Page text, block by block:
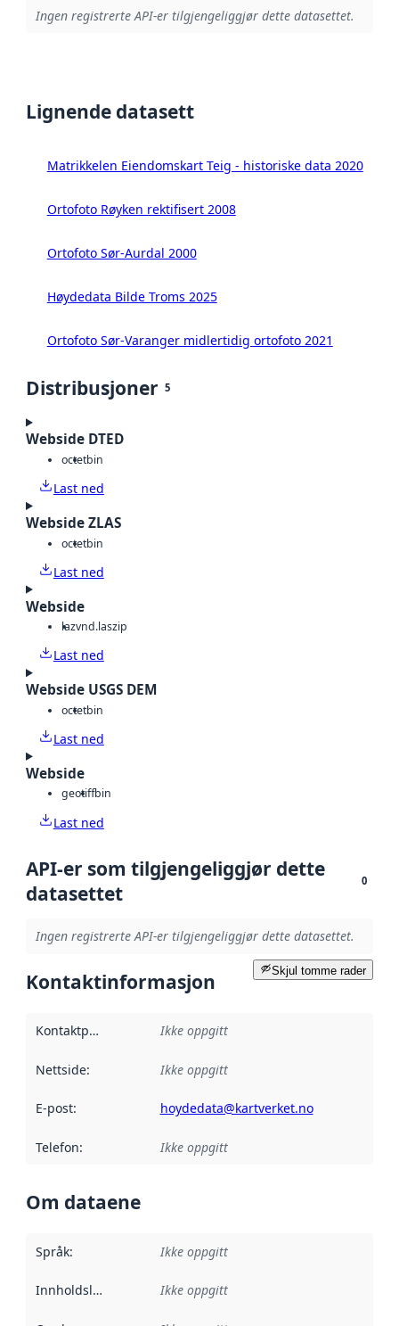
Ingen registrerte API-er tilgjengeliggjør dette datasettet.
Lignende datasett
Matrikkelen Eiendomskart Teig - historiske data 2020
Ortofoto Røyken rektifisert 2008
Ortofoto Sør-Aurdal 2000
Høydedata Bilde Troms 2025
Ortofoto Sør-Varanger midlertidig ortofoto 2021
Distribusjoner 5
Webside DTED
octetbin
Last ned
Webside ZLAS
octetbin
Last ned
Webside
lazvnd.laszip
Last ned
Webside USGS DEM
octetbin
Last ned
Webside
geotiffbin
Last ned
API-er som tilgjengeliggjør dette
datasettet
0
Ingen registrerte API-er tilgjengeliggjør dette datasettet.
Skjul tomme rader
Kontaktinformasjon
Kontaktpunkt Ikke oppgitt
Nettside: Ikke oppgitt
E-post: hoydedata@kartverket.no
Telefon: Ikke oppgitt
Om dataene
Språk: Ikke oppgitt
Innholdsleverandører :
Ikke oppgitt